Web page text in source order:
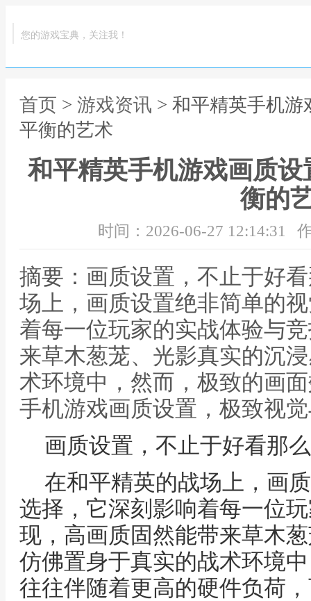
您的游戏宝典，关注我！
首页 > 游戏资讯 > 和平精英手机
平衡的艺术
和平精英手机游戏画质
衡的
时间：2026-06-27 12:14:31
摘要：画质设置，不止于好
场上，画质设置绝非简单的
着每一位玩家的实战体验与
来草木葱茏、光影真实的沉
术环境中，然而，极致的画
手机游戏画质设置，极致视
画质设置，不止于好看那
在和平精英的战场上，画
选择，它深刻影响着每一位
现，高画质固然能带来草木
仿佛置身于真实的战术环境
往往伴随着更高的硬件负荷